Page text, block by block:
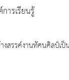
ารเรียนรู้
รรค์งานทัศนศิลป์เป็น